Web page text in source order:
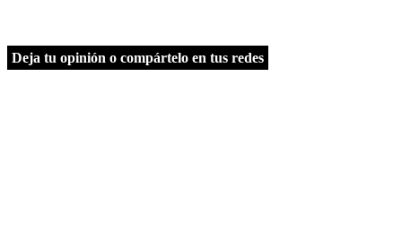
Deja tu opinión o compártelo en tus redes